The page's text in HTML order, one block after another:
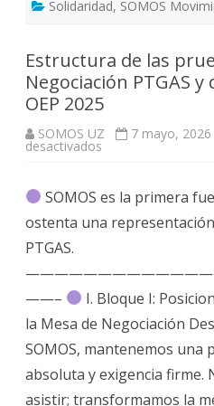
Solidaridad, SOMOS
Estructura de las
Negociación PTGAS
OEP 2025
SOMOS UZ 7 mayo, 2026
desactivados
pruebas
selectivas:
Negociación
PTGAS
técnicos
2025
SOMOS es la primera
ostenta una
PTGAS.
——–
I. Bloque I:
la Mesa de Negociación
SOMOS, mantenemos
absoluta y exigencia firme.
asistir; transformamos la